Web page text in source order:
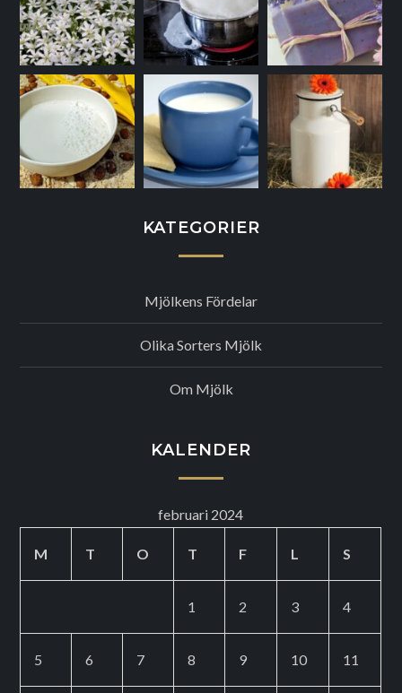
KATEGORIER
Mjölkens Fördelar
Olika Sorters Mjölk
Om Mjölk
KALENDER
februari 2024
M T O T F L S
1 2 3 4
5 6 7 8 9 10 11